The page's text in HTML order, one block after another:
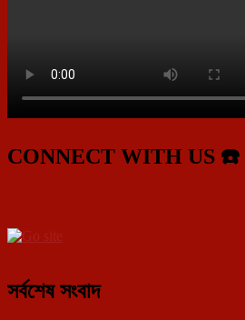
CONNECT WITH US ☎️
সর্বশেষ সংবাদ